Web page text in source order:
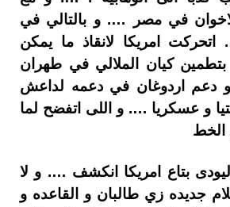
في مصر …. و بالتالي في
امريكا لانقاذ ما يمكن
كيان الملالي في طهران
دعم اردوغان في دعمه لداعش
عسكريا …. و اللى اتفضح لما
بتاع امريكا انكشف …. و لا
جديده زي طالبان و القاعده و